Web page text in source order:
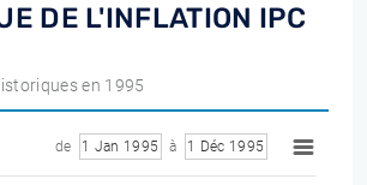
DE L'INFLATION IPC
en 1995
de 1 Jan 1995 à 1 Déc 1995